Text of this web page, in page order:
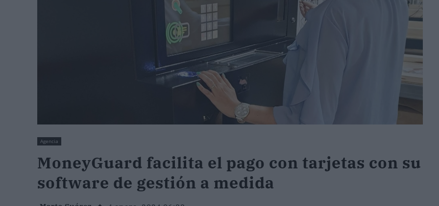
Agencia
MoneyGuard facilita el pago con tarjetas con su
software de gestión a medida